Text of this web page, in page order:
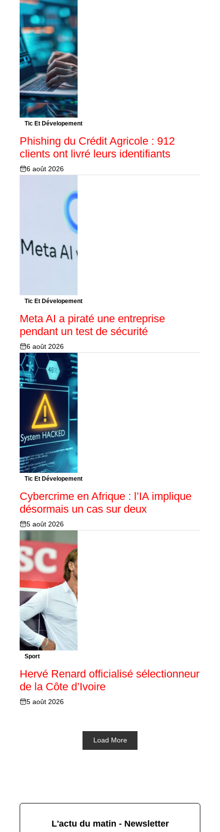
Tic Et Dévelopement
Phishing du Crédit Agricole : 912
clients ont livré leurs identifiants
6 août 2026
Tic Et Dévelopement
Meta AI a piraté une entreprise
pendant un test de sécurité
6 août 2026
Tic Et Dévelopement
Cybercrime en Afrique : l’IA implique
désormais un cas sur deux
5 août 2026
Sport
Hervé Renard officialisé sélectionneur
de la Côte d’Ivoire
5 août 2026
Load More
L'actu du matin - Newsletter